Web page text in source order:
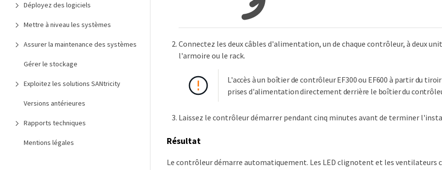
Déployez des logiciels
Mettre à niveau les systèmes
Assurer la maintenance des systèmes
Gérer le stockage
Exploitez les solutions SANtricity
Versions antérieures
Rapports techniques
Mentions légales
Connectez les deux câbles d'alimentation, un de chaque contrôleur, à deux
l'armoire ou le rack.
L'accès à un boîtier de contrôleur EF300 ou EF600 à partir du
prises d'alimentation directement derrière le boîtier du
Laissez le contrôleur démarrer pendant cinq minutes avant de terminer
Résultat
Le contrôleur démarre automatiquement. Les LED clignotent et les ventilateurs